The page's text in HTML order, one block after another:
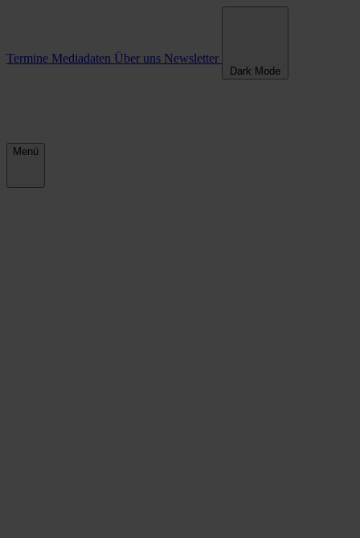
Termine Mediadaten Über uns Newsletter
Dark Mode
Menü